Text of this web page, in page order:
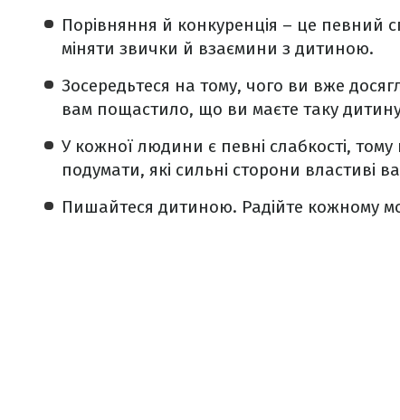
Порівняння й конкуренція – це певний
міняти звички й взаємини з дитиною.
Зосередьтеся на тому, чого ви вже
вам пощастило, що ви маєте таку
У кожної людини є певні слабкості,
подумати, які сильні сторони властиві
Пишайтеся дитиною. Радійте кожному